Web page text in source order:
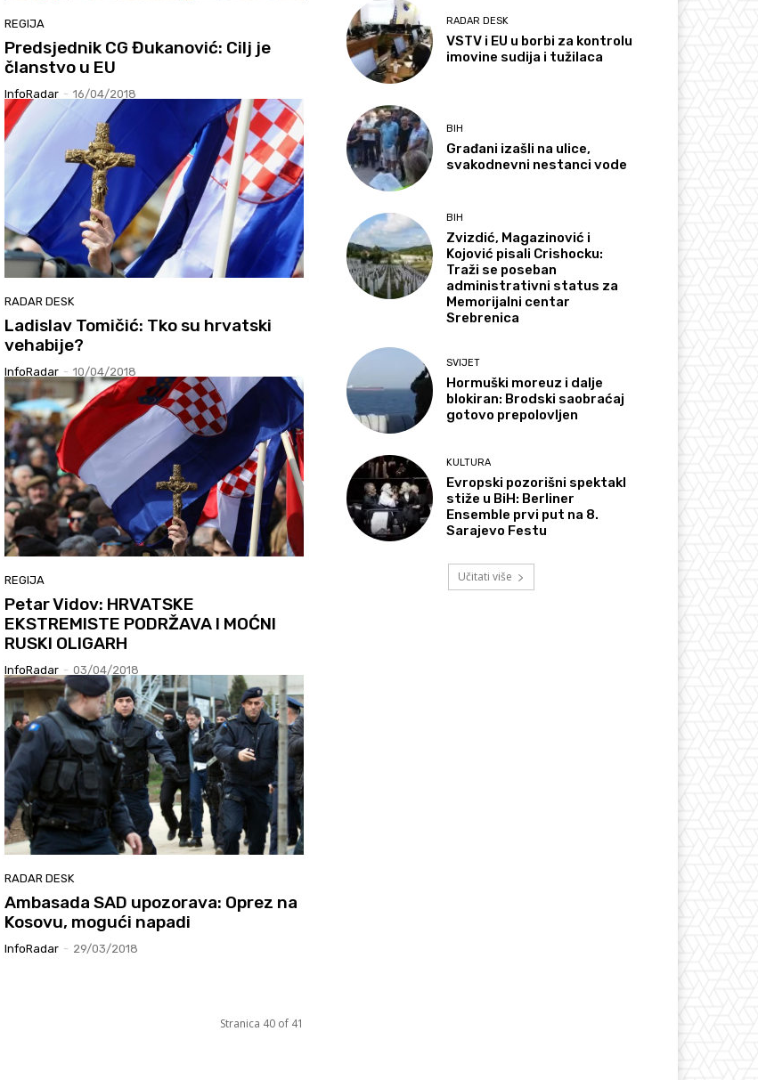
REGIJA
Predsjednik CG Đukanović: Cilj je
članstvo u EU
InfoRadar - 16/04/2018
RADAR DESK
Ladislav Tomičić: Tko su hrvatski
vehabije?
InfoRadar - 10/04/2018
REGIJA
Petar Vidov: HRVATSKE
EKSTREMISTE PODRŽAVA I MOĆNI
RUSKI OLIGARH
InfoRadar - 03/04/2018
RADAR DESK
Ambasada SAD upozorava: Oprez na
Kosovu, mogući napadi
InfoRadar - 29/03/2018
Stranica 40 of 41
RADAR DESK
VSTV i EU u borbi za kontrolu
imovine sudija i tužilaca
BIH
Građani izašli na ulice,
svakodnevni nestanci vode
BIH
Zvizdić, Magazinović i
Kojović pisali Crishocku:
Traži se poseban
administrativni status za
Memorijalni centar
Srebrenica
SVIJET
Hormuški moreuz i dalje
blokiran: Brodski saobraćaj
gotovo prepolovljen
KULTURA
Evropski pozorišni spektakl
stiže u BiH: Berliner
Ensemble prvi put na 8.
Sarajevo Festu
Učitati više